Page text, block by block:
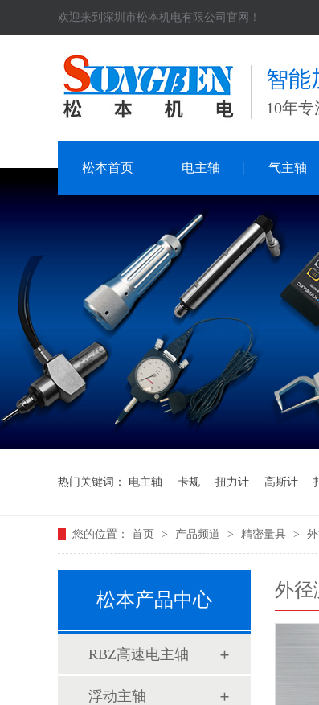
欢迎来到深圳市松本机电有限公司官网！
智能
10年
松本首页 电主轴 气主轴
热门关键词： 电主轴 卡规 扭力计 高斯计
您的位置： 首页 > 产品频道 > 精密量具 >
松本产品中心
RBZ高速电主轴
浮动主轴
外径